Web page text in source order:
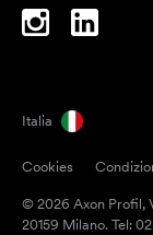
Ispirazione
Blocchi per
Ombrelli
Italia
Cookies
© 2026 Axon Profil,
20159 Milano. Tel: